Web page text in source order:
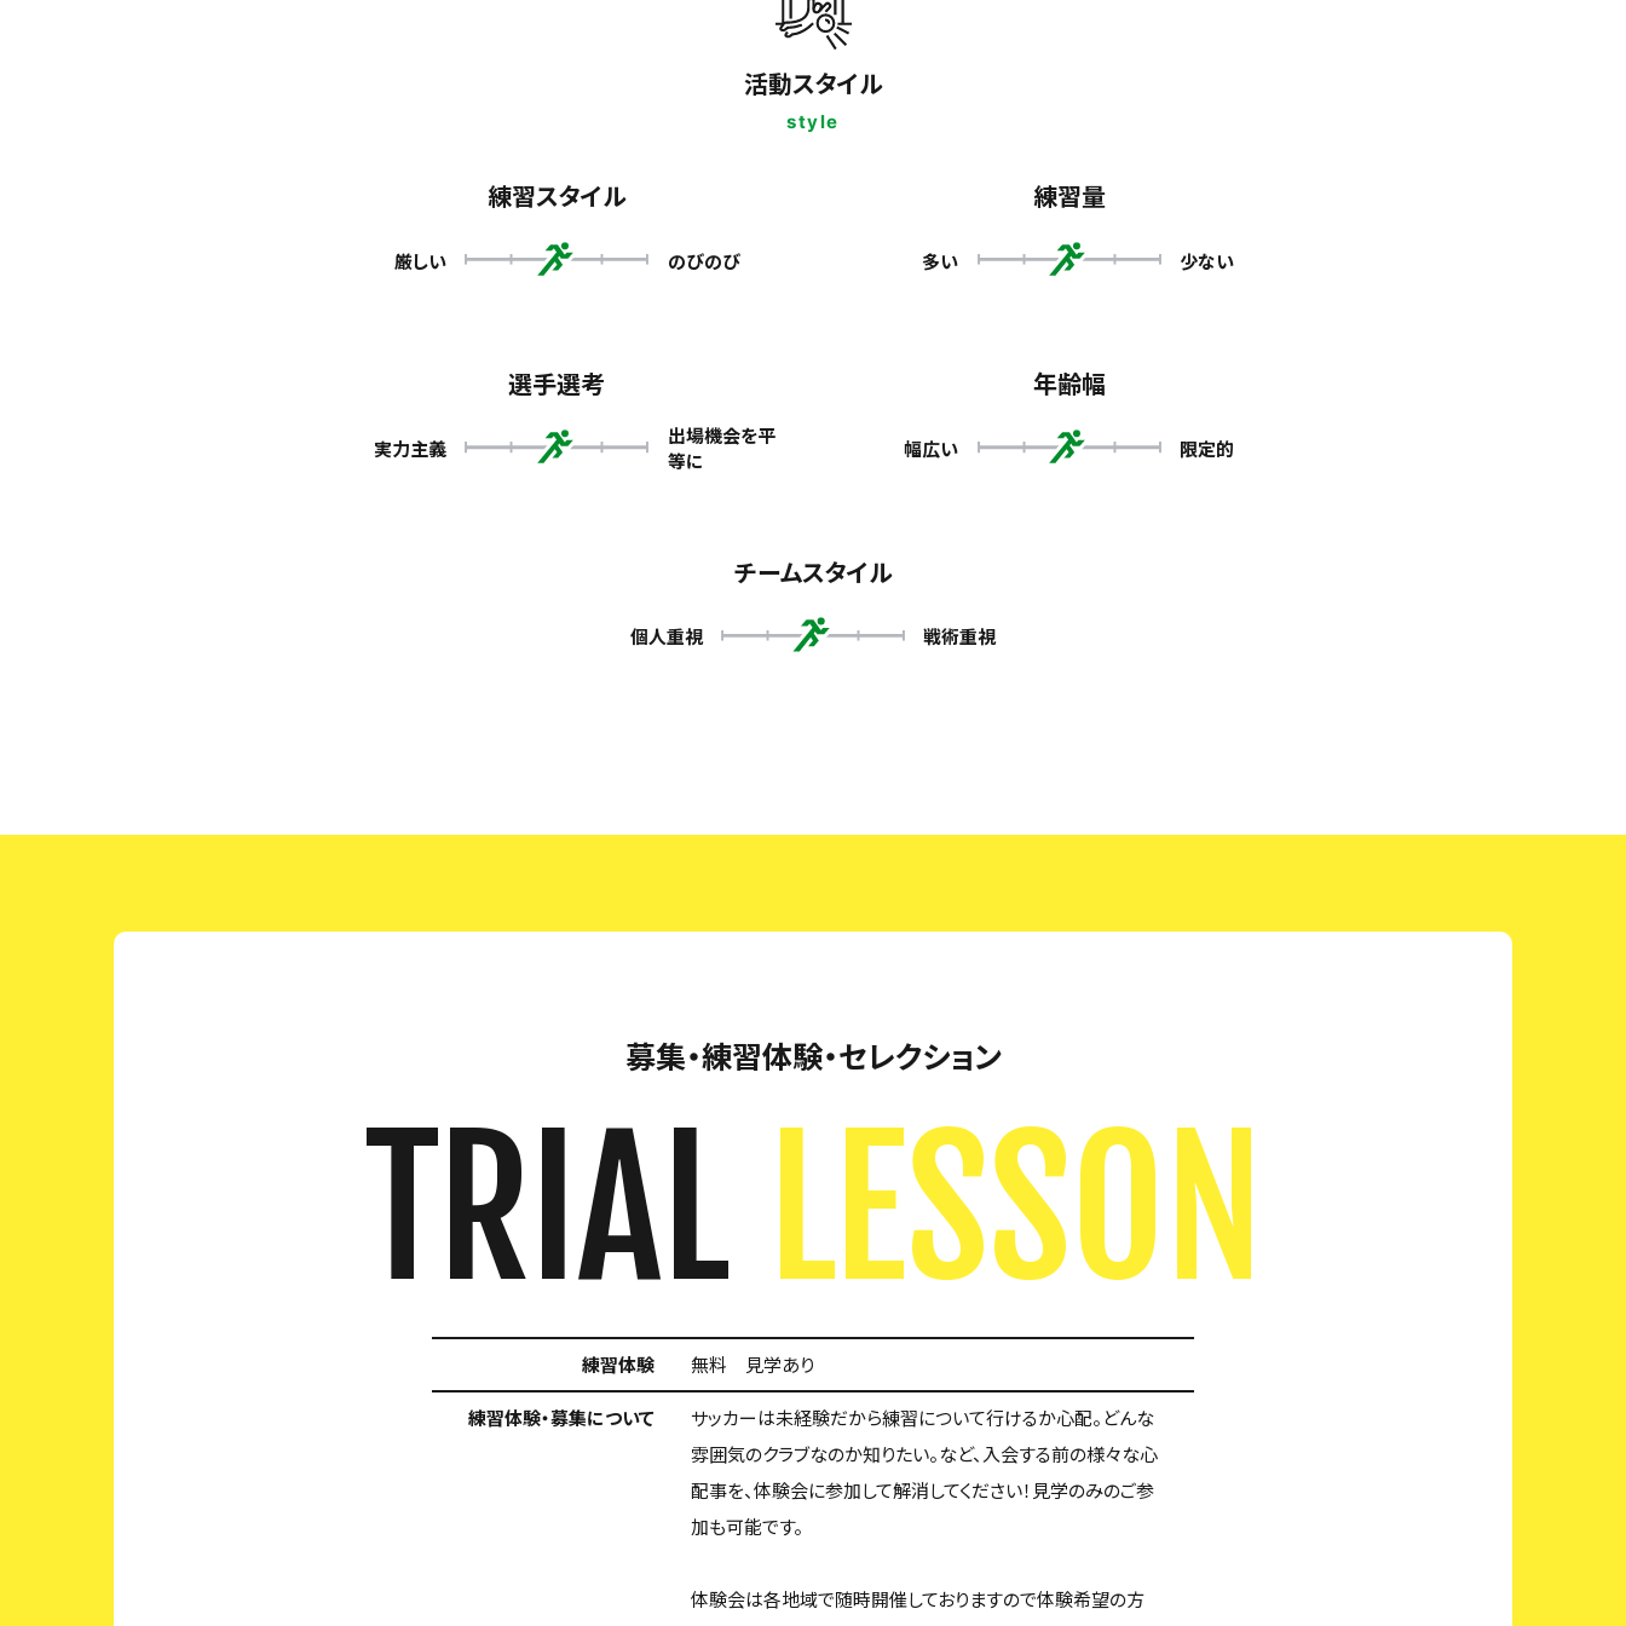
活動スタイル
style
練習スタイル
厳しい のびのび
練習量
多い 少ない
選手選考
実力主義
出場機会を平
等に
年齢幅
幅広い 限定的
チームスタイル
個人重視 戦術重視
募集・練習体験・セレクション
TRIAL LESSON
練習体験 無料 見学あり
練習体験・募集について
サッカーは未経験だから練習について行けるか心配。どんな
雰囲気のクラブなのか知りたい。など、入会する前の様々な心
配事を、体験会に参加して解消してください！見学のみのご参
加も可能です。
体験会は各地域で随時開催しておりますので体験希望の方